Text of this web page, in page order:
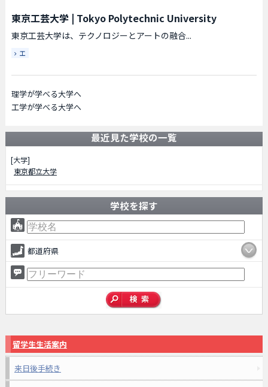
東京工芸大学| Tokyo Polytechnic University
東京工芸大学は、テクノロジーとアートの融合...
工
理学が学べる大学へ
工学が学べる大学へ
最近見た学校の一覧
[大学]
東京都立大学
学校を探す
都道府県
留学生生活案内
来日後手続き